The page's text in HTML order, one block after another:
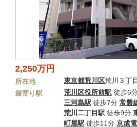
2,250万円
所在地 東京都荒川区荒川３丁
最寄り駅
荒川区役所前駅 徒歩6
三河島駅 徒歩7分 常磐
荒川二丁目駅 徒歩9分
町屋駅 徒歩11分 京成